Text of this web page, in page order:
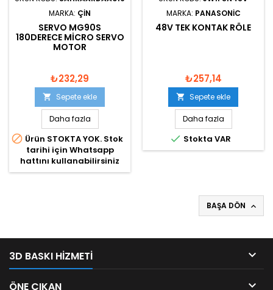
MARKA: ÇIN
SERVO MG90S
180DERECE MICRO SERVO
MOTOR
₺232,29
 Sepete ekle
Daha fazla
 Ürün STOKTA YOK. Stok
tarihi için Whatsapp
hattını kullanabilirsiniz
MARKA: PANASONIC
48V TEK KONTAK RÖLE
₺257,14
 Sepete ekle
Daha fazla
 Stokta VAR
BAŞA DÖN 
3D BASKI HIZMETI 
ÖNE ÇIKAN 